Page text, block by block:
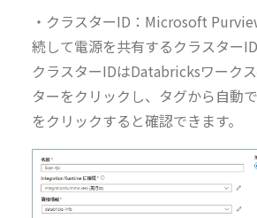
・クラスターID：Microsoft
続して電源を共有するクラスターID
クラスターIDはDatabricksワーク
ターをクリックし、タグから自動
をクリックすると確認できます。